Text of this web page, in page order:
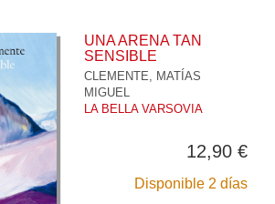
UNA ARENA TAN
SENSIBLE
CLEMENTE, MATÍAS
MIGUEL
LA BELLA VARSOVIA
12,90 €
Disponible 2 días